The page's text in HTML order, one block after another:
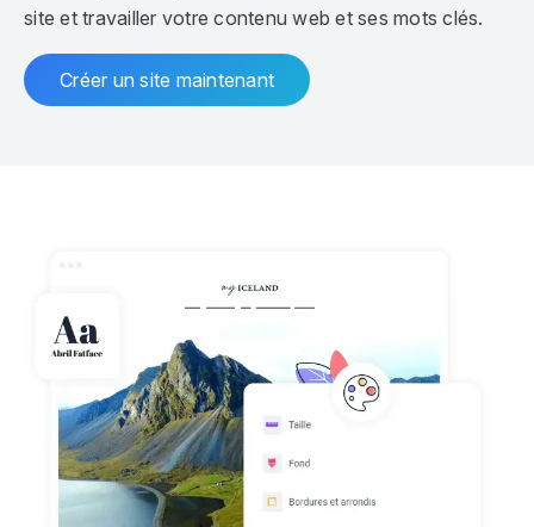
site et travailler votre contenu web et ses mots clés.
Créer un site maintenant